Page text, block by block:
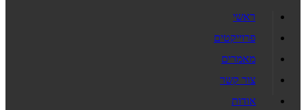
ראשי
פרוייקטים
מאמרים
צור קשר
אודות